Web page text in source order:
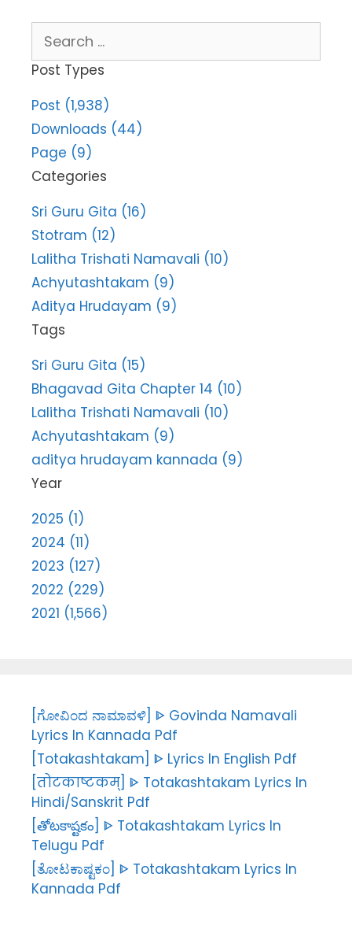
for:
Post Types
Post (1,938)
Downloads (44)
Page (9)
Categories
Sri Guru Gita (16)
Stotram (12)
Lalitha Trishati Namavali (10)
Achyutashtakam (9)
Aditya Hrudayam (9)
Tags
Sri Guru Gita (15)
Bhagavad Gita Chapter 14 (10)
Lalitha Trishati Namavali (10)
Achyutashtakam (9)
aditya hrudayam kannada (9)
Year
2025 (1)
2024 (11)
2023 (127)
2022 (229)
2021 (1,566)
[ಗೋವಿಂದ ನಾಮಾವಳಿ] ᐈ Govinda Namavali
Lyrics In Kannada Pdf
[Totakashtakam] ᐈ Lyrics In English Pdf
[तोटकाष्टकम्] ᐈ Totakashtakam Lyrics In
Hindi/Sanskrit Pdf
[తోటకాష్టకం] ᐈ Totakashtakam Lyrics In
Telugu Pdf
[ತೋಟಕಾಷ್ಟಕಂ] ᐈ Totakashtakam Lyrics In
Kannada Pdf